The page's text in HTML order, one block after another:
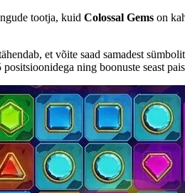
tootja, kuid Colossal Gems on
et võite saad samadest
ning boonuste seast